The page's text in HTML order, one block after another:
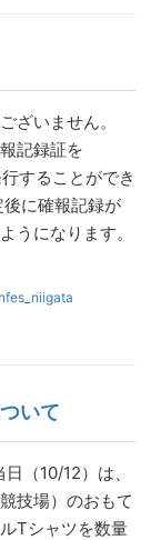
ざいません。
記録証を
することができ
に確報記録が
うになります。
いて
（10/12）は、
技場）のおもて
Tシャツを数量